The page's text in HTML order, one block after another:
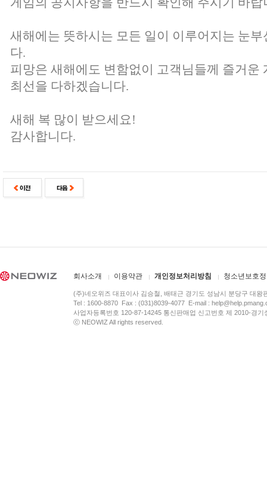
새해에는 뜻하시는 모든 일이 이루어지는 눈
다.
피망은 새해에도 변함없이 고객님들께 즐거운
최선을 다하겠습니다.
새해 복 많이 받으세요!
감사합니다.
회사소개 이용약관 개인정보처리방침 청소년보호
(주)네오위즈 대표이사 김승철, 배태근 경기도 성남시 분당구 대왕
Tel : 1600-8870 Fax : (031)8039-4077 E-mail :
사업자등록번호 120-87-14245 통신판매업 신고번호 제 2010-경
ⓒ NEOWIZ All rights reserved.